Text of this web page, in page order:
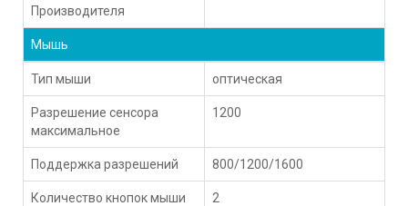
Производителя
Мышь
Тип мыши оптическая
Разрешение сенсора
максимальное
1200
Поддержка разрешений 800/1200/1600
Количество кнопок мыши 2